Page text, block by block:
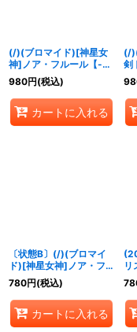
(/)(ブロマイド)[神星女
神]ノア・フルール【-】
{D07-01}《》
980円(税込)
カートに入れる
(/
剣
タ
ャ
〔状態B〕(/)(ブロマイ
ド)[神星女神]ノア・フ
ルール【-】{D07-01}
《》
780円(税込)
カートに入れる
リ
シ
宝